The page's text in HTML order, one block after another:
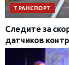
ТРАНСПОРТ
Следите за
датчиков